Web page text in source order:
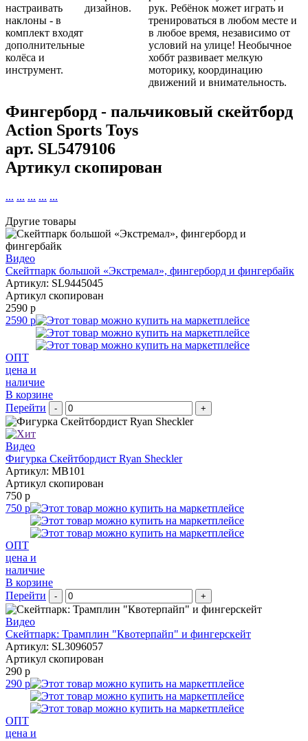
настраивать
наклоны - в
комплект входят
дополнительные
колёса и
инструмент.
дизайнов.
рук. Ребёнок может играть и
тренироваться в любом месте и
в любое время, независимо от
условий на улице! Необычное
хоббт развивает мелкую
моторику, координацию
движений и внимательность.
Фингерборд - пальчиковый скейтборд
Action Sports Toys
арт. SL5479106
Артикул скопирован
... ... ... ... ...
Другие товары
Видео
Cкейтпарк большой «Экстремал», фингерборд и фингербайк
Артикул: SL9445045
Артикул скопирован
2590 р
2590 р
ОПТ
цена и
наличие
В корзине
Перейти
- +
Видео
Фигурка Скейтбордист Ryan Sheckler
Артикул: MB101
Артикул скопирован
750 р
750 р
ОПТ
цена и
наличие
В корзине
Перейти
- +
Видео
Скейтпарк: Трамплин "Квотерпайп" и фингерскейт
Артикул: SL3096057
Артикул скопирован
290 р
290 р
ОПТ
цена и